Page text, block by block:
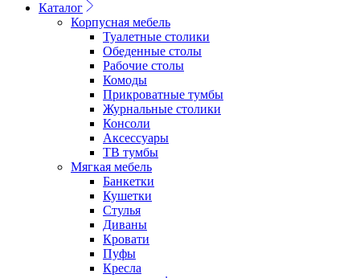
Каталог
Корпусная мебель
Туалетные столики
Обеденные cтолы
Рабочие столы
Комоды
Прикроватные тумбы
Журнальные столики
Консоли
Аксессуары
ТВ тумбы
Мягкая мебель
Банкетки
Кушетки
Стулья
Диваны
Кровати
Пуфы
Кресла